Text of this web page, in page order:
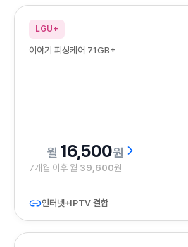
LGU+
이야기 피싱케어 71GB+
16,500원
7개월 이후 월 39,600원
인터넷+IPTV 결합